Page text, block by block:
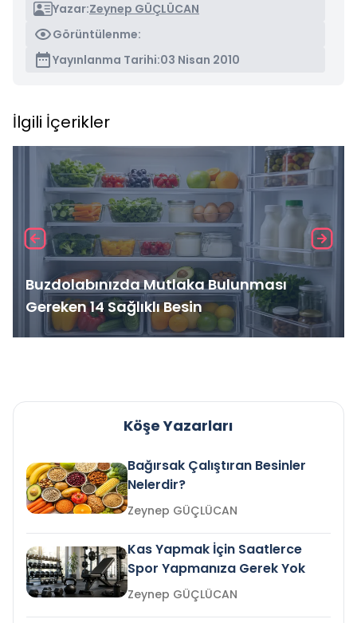
Yazar:Zeynep GÜÇLÜCAN
Görüntülenme:
Yayınlanma Tarihi:03 Nisan 2010
İlgili İçerikler
Buzdolabınızda Mutlaka Bulunması
Gereken 14 Sağlıklı Besin
Köşe Yazarları
Bağırsak Çalıştıran Besinler
Nelerdir?
Zeynep GÜÇLÜCAN
Kas Yapmak İçin Saatlerce
Spor Yapmanıza Gerek Yok
Zeynep GÜÇLÜCAN